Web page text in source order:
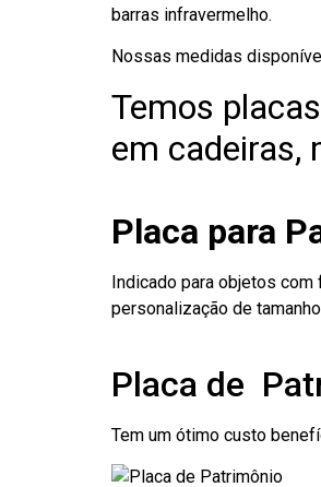
barras infravermelho.
Nossas medidas
Temos
em cadeiras,
Placa para
Indicado para objetos
personalização de
Placa de
Tem um ótimo custo